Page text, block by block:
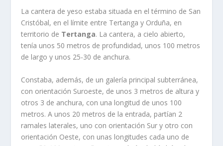
La cantera de yeso estaba situada en el término de San
Cristóbal, en el límite entre Tertanga y Orduña, en
territorio de Tertanga. La cantera, a cielo abierto,
tenía unos 50 metros de profundidad, unos 100 metros
de largo y unos 25-30 de anchura.
Constaba, además, de un galería principal subterránea,
con orientación Suroeste, de unos 3 metros de altura y
otros 3 de anchura, con una longitud de unos 100
metros. A unos 20 metros de la entrada, partían 2
ramales laterales, uno con orientación Sur y otro con
orientación Oeste, con unas longitudes cada uno de